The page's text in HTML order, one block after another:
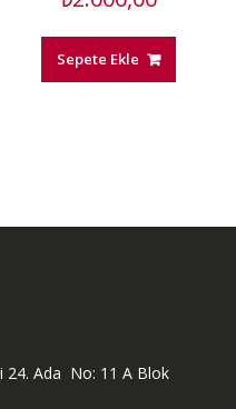
Sepete Ekle
24. Ada No: 11 A Blok